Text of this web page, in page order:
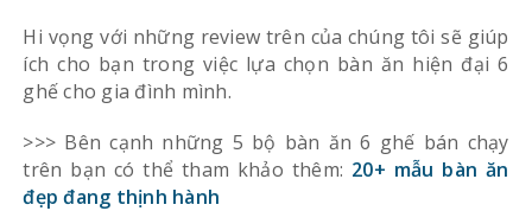
Hi vọng với những review trên của chúng tôi sẽ giúp
ích cho bạn trong việc lựa chọn bàn ăn hiện đại 6
ghế cho gia đình mình.
>>> Bên cạnh những 5 bộ bàn ăn 6 ghế bán chạy
trên bạn có thể tham khảo thêm: 20+ mẫu bàn ăn
đẹp đang thịnh hành